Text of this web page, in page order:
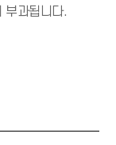
부과됩니다.